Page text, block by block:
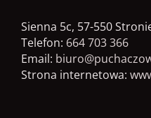
Sienna 5c, 57-550
Telefon: 664 703 366
Email:
Strona internetowa: